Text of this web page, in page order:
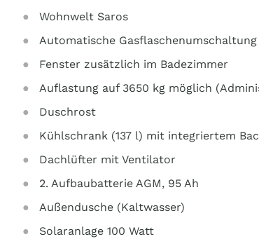
Wohnwelt Saros
Automatische
Fenster zusätzlich im Badezimmer
Auflastung auf 3650 kg möglich
Duschrost
Kühlschrank (137 l) mit integriertem
Dachlüfter mit Ventilator
2. Aufbaubatterie AGM, 95 Ah
Außendusche (Kaltwasser)
Solaranlage 100 Watt